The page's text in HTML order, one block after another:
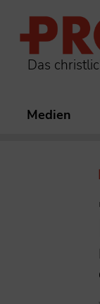
Das
Medien